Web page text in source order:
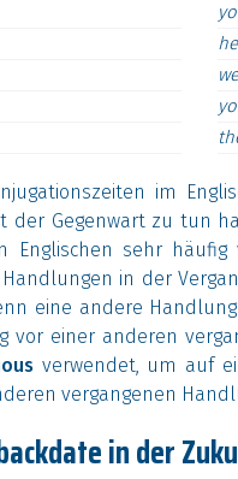
im
der Gegenwart zu tun
Englischen sehr häufig
in der
eine andere
vor einer anderen
verwendet, um auf
vergangenen
in der